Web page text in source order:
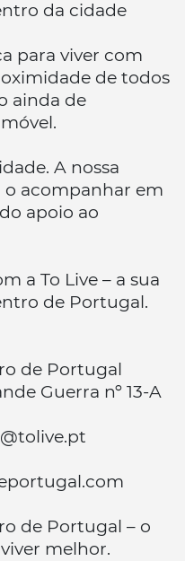
da cidade
para viver com
de todos
ainda de
A nossa
acompanhar em
apoio ao
a To Live – a sua
de Portugal.
de Portugal
Guerra nº 13-A
de Portugal – o
melhor.